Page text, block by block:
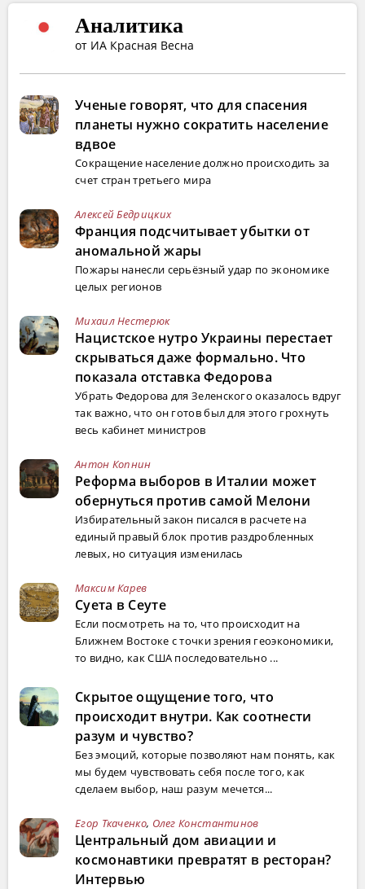
Аналитика
от ИА Красная Весна
Ученые говорят, что для спасения
планеты нужно сократить население
вдвое
Сокращение население должно происходить за
счет стран третьего мира
Алексей Бедрицких
Франция подсчитывает убытки от
аномальной жары
Пожары нанесли серьёзный удар по экономике
целых регионов
Михаил Нестерюк
Нацистское нутро Украины перестает
скрываться даже формально. Что
показала отставка Федорова
Убрать Федорова для Зеленского оказалось вдруг
так важно, что он готов был для этого грохнуть
весь кабинет министров
Антон Копнин
Реформа выборов в Италии может
обернуться против самой Мелони
Избирательный закон писался в расчете на
единый правый блок против раздробленных
левых, но ситуация изменилась
Максим Карев
Суета в Сеуте
Если посмотреть на то, что происходит на
Ближнем Востоке с точки зрения геоэкономики,
то видно, как США последовательно ...
Скрытое ощущение того, что
происходит внутри. Как соотнести
разум и чувство?
Без эмоций, которые позволяют нам понять, как
мы будем чувствовать себя после того, как
сделаем выбор, наш разум мечется...
Егор Ткаченко, Олег Константинов
Центральный дом авиации и
космонавтики превратят в ресторан?
Интервью